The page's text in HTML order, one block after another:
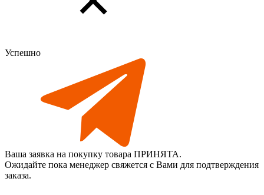
Успешно
Ваша заявка на покупку товара ПРИНЯТА.
Ожидайте пока менеджер свяжется с Вами для подтверждения
заказа.